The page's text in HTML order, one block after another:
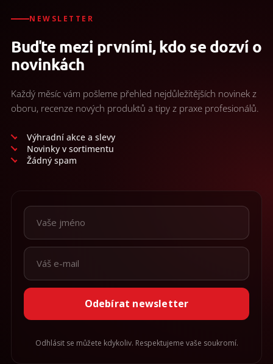
NEWSLETTER
Buďte mezi prvními, kdo se dozví o
novinkách
Každý měsíc vám pošleme přehled nejdůležitějších novinek z
oboru, recenze nových produktů a tipy z praxe profesionálů.
Výhradní akce a slevy
Novinky v sortimentu
Žádný spam
Odebírat newsletter
Odhlásit se můžete kdykoliv. Respektujeme vaše soukromí.